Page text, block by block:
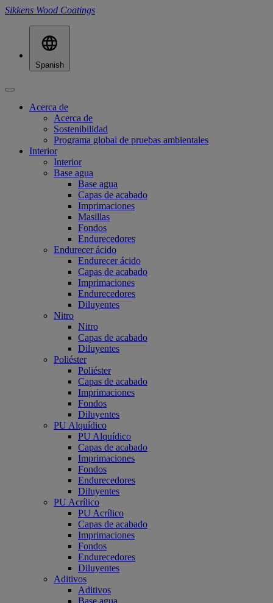
Sikkens Wood Coatings
Spanish
Acerca de
Acerca de
Sostenibilidad
Programa global de pruebas ambientales
Interior
Interior
Base agua
Base agua
Capas de acabado
Imprimaciones
Masillas
Fondos
Endurecedores
Endurecer ácido
Endurecer ácido
Capas de acabado
Imprimaciones
Endurecedores
Diluyentes
Nitro
Nitro
Capas de acabado
Diluyentes
Poliéster
Poliéster
Capas de acabado
Imprimaciones
Fondos
Diluyentes
PU Alquídico
PU Alquídico
Capas de acabado
Imprimaciones
Fondos
Endurecedores
Diluyentes
PU Acrílico
PU Acrílico
Capas de acabado
Imprimaciones
Fondos
Endurecedores
Diluyentes
Aditivos
Aditivos
Base agua